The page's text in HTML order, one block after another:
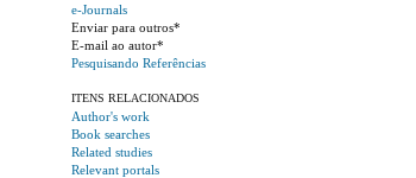
e-Journals
Enviar para outros*
E-mail ao autor*
Pesquisando Referências
ITENS RELACIONADOS
Author's work
Book searches
Related studies
Relevant portals